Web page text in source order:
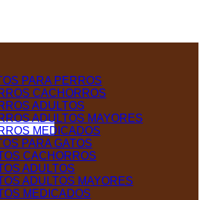
PARA PERROS
CACHORROS
ADULTOS
ADULTOS MAYORES
MEDICADOS
PARA GATOS
CACHORROS
ADULTOS
ADULTOS MAYORES
MEDICADOS